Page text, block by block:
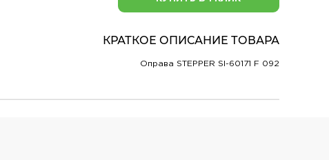
КРАТКОЕ ОПИСАНИЕ ТОВАРА
Оправа STEPPER SI-60171 F 092